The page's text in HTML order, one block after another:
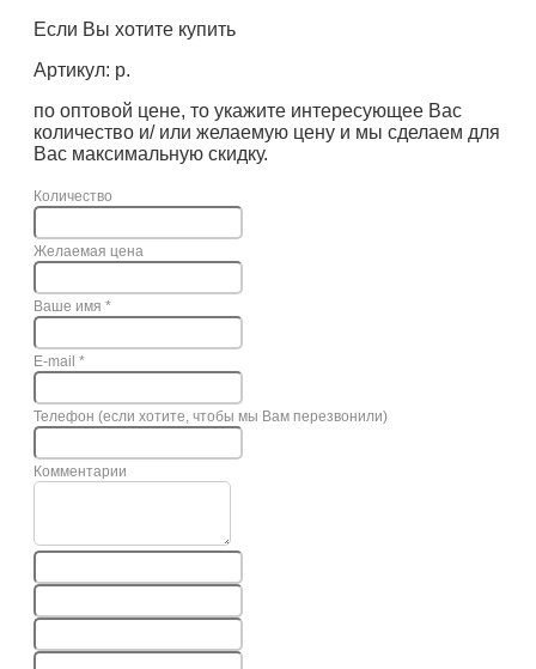
Если Вы хотите купить
Артикул: р.
по оптовой цене, то укажите интересующее Вас
количество и/ или желаемую цену и мы сделаем для
Вас максимальную скидку.
Количество
Желаемая цена
Ваше имя *
E-mail *
Телефон (если хотите, чтобы мы Вам перезвонили)
Комментарии